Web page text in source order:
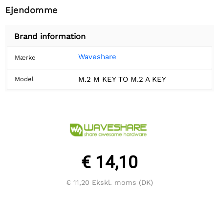
Ejendomme
Brand information
Mærke Waveshare
Model M.2 M KEY TO M.2 A KEY
€ 14,10
€ 11,20 Ekskl. moms (DK)